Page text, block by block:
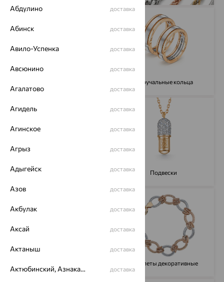
Обручальные кольца
Подвески
Браслеты декоративные
Абдулино доставка
Абинск доставка
Авило-Успенка доставка
Авсюнино доставка
Агалатово доставка
Агидель доставка
Агинское доставка
Агрыз доставка
Адыгейск доставка
Азов доставка
Акбулак доставка
Аксай доставка
Актаныш доставка
Актюбинский, Азнакаевский район доставка